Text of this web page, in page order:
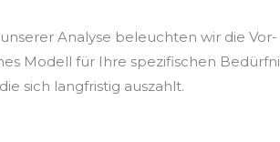
Analyse beleuchten wir die
Modell für Ihre spezifischen
sich langfristig auszahlt.